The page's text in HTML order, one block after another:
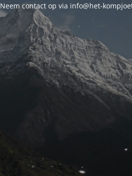
Neem contact op via info@het-